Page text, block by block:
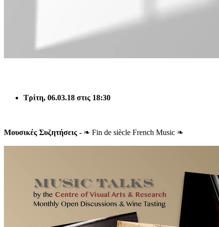
Τρίτη, 06.03.18 στις 18:30
Μουσικές Συζητήσεις - ❧ Fin de siècle French Music ❧